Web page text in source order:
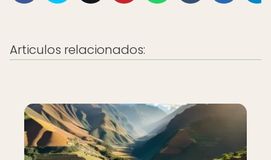
Articulos relacionados: